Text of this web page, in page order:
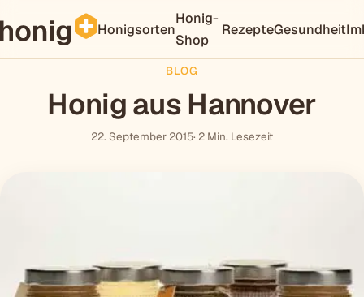
Honigsorten
Honig-
Shop
RezepteGesundheit
BLOG
Honig aus Hannover
22. September 2015· 2 Min. Lesezeit